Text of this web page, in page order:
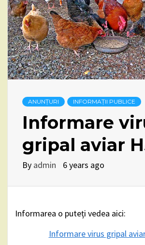
ANUNȚURI INFORMAȚII PUBLICE
Informare
gripal aviar
By admin 6 years ago
Informarea o puteți vedea aici:
Informare virus gripal